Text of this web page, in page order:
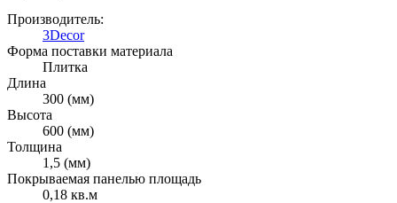
Производитель:
3Decor
Форма поставки материала
Плитка
Длина
300 (мм)
Высота
600 (мм)
Толщина
1,5 (мм)
Покрываемая панелью площадь
0,18 кв.м